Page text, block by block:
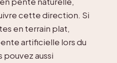
cette direction. Si
en terrain plat,
artificielle lors du
pouvez aussi